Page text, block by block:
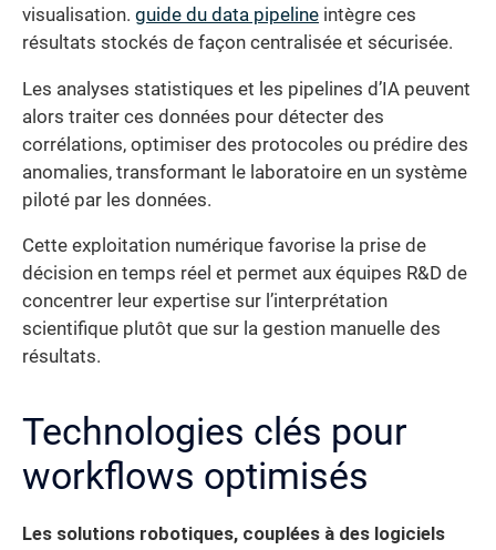
visualisation. guide du data pipeline intègre ces
résultats stockés de façon centralisée et sécurisée.
Les analyses statistiques et les pipelines d’IA peuvent
alors traiter ces données pour détecter des
corrélations, optimiser des protocoles ou prédire des
anomalies, transformant le laboratoire en un système
piloté par les données.
Cette exploitation numérique favorise la prise de
décision en temps réel et permet aux équipes R&D de
concentrer leur expertise sur l’interprétation
scientifique plutôt que sur la gestion manuelle des
résultats.
Technologies clés pour
workflows optimisés
Les solutions robotiques, couplées à des logiciels